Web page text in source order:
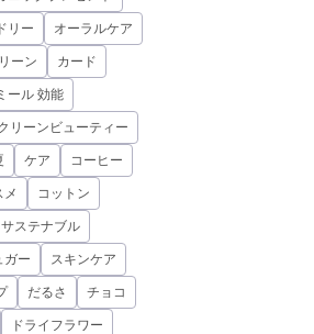
リー オーラルケア
ーン カード
ール 効能
リーンビューティー
ケア コーヒー
メ コットン
サステナブル
ガー スキンケア
だるさ チョコ
ドライフラワー